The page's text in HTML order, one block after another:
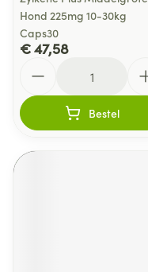
Hond 225mg 10-30kg
Caps30
€ 47,58
Bestel